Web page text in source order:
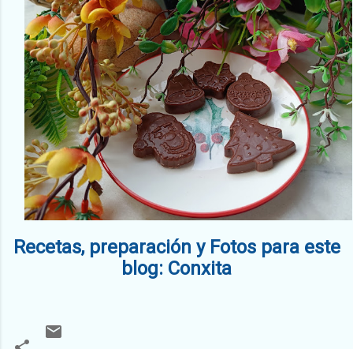
Recetas, preparación y Fotos para este
blog: Conxita